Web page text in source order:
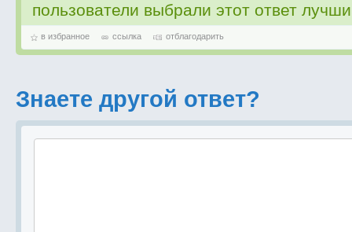
пользователи выбрали этот ответ
в избранное ссылка отблагодарить
Знаете другой ответ?